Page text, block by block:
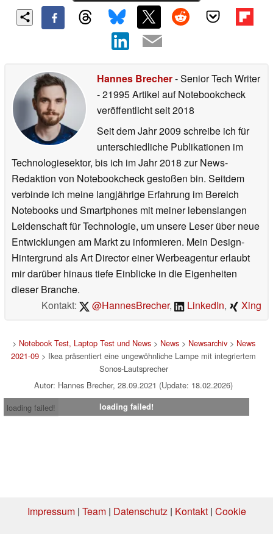
Hannes Brecher- Senior Tech Writer
- 21995 Artikel auf Notebookcheck
veröffentlichtseit 2018
Seit dem Jahr 2009 schreibe ich für
unterschiedliche Publikationen im
Technologiesektor, bis ich im Jahr 2018 zur News-
Redaktion von Notebookcheck gestoßen bin. Seitdem
verbinde ich meine langjährige Erfahrung im Bereich
Notebooks und Smartphones mit meiner lebenslangen
Leidenschaft für Technologie, um unsere Leser über neue
Entwicklungen am Markt zu informieren. Mein Design-
Hintergrund als Art Director einer Werbeagentur erlaubt
mir darüber hinaus tiefe Einblicke in die Eigenheiten
dieser Branche.
Kontakt:
@HannesBrecher, LinkedIn, Xing
> Notebook Test, Laptop Test und News> News> Newsarchiv> News
2021-09 > Ikea präsentiert eine ungewöhnliche Lampe mit integriertem
Sonos-Lautsprecher
Autor: Hannes Brecher, 28.09.2021 (Update: 18.02.2026)
loading failed!
loading failed!
Impressum| Team| Datenschutz| Kontakt| Cookie